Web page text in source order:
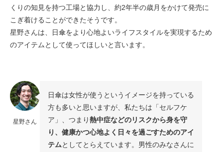
くりの知見を持つ工場と協力し、約2年半の歳月をかけて発売に
こぎ着けることができたそうです。
星野さんは、日傘をより心地よいライフスタイルを実現するため
のアイテムとして使ってほしいと言います。
星野さん
日傘は女性が使うというイメージを持っている
方も多いと思いますが、私たちは「セルフケ
ア」、つまり熱中症などのリスクから身を守
り、健康かつ心地よく日々を過ごすためのアイ
テムとしてとらえています。男性のみなさんに